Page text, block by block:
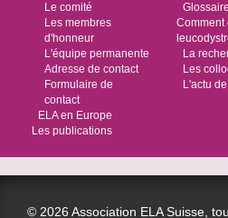
Le comité
Les membres
d'honneur
L'équipe permanente
Adresse de contact
Formulaire de
contact
ELA en Europe
Les publications
Glossaire
Comment
La
Les
L'actu
© 2026 Association ELA Suisse,